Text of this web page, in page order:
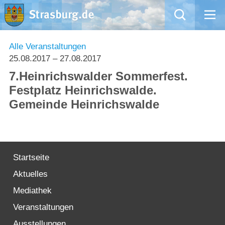
Mängelmeldung
Rathaus
Willkommen in Strasburg (Uckermark)
Alle Veranstaltungen
25.08.2017 – 27.08.2017
7.Heinrichswalder Sommerfest.
Festplatz Heinrichswalde.
Gemeinde Heinrichswalde
Startseite
Aktuelles
Mediathek
Veranstaltungen